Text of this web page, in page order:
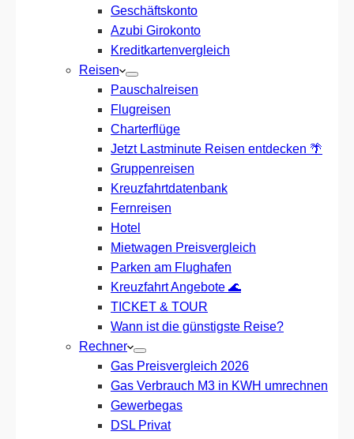
Geschäftskonto
Azubi Girokonto
Kreditkartenvergleich
Reisen
Pauschalreisen
Flugreisen
Charterflüge
Jetzt Lastminute Reisen entdecken 🌴
Gruppenreisen
Kreuzfahrtdatenbank
Fernreisen
Hotel
Mietwagen Preisvergleich
Parken am Flughafen
Kreuzfahrt Angebote 🌊
TICKET & TOUR
Wann ist die günstigste Reise?
Rechner
Gas Preisvergleich 2026
Gas Verbrauch M3 in KWH umrechnen
Gewerbegas
DSL Privat